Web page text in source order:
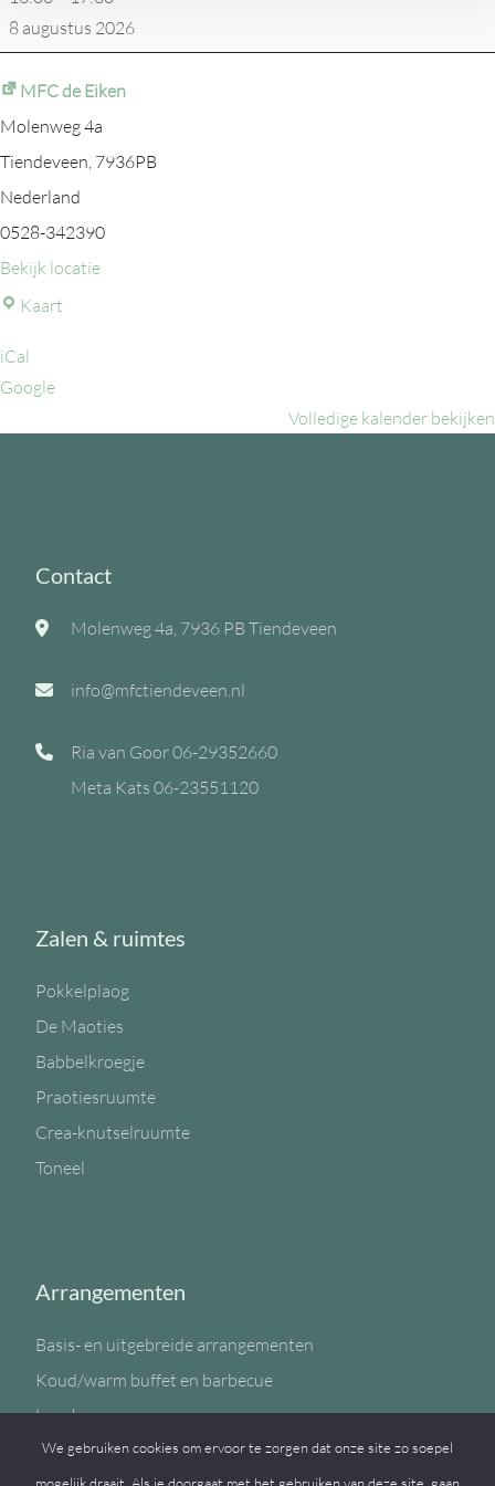
8 augustus 2026
MFC de Eiken
Molenweg 4a
Tiendeveen, 7936PB
Nederland
0528-342390
Bekijk locatie
Kaart
iCal
Google
Volledige kalender bekijken
Contact
Molenweg 4a, 7936 PB Tiendeveen
info@mfctiendeveen.nl
Ria van Goor06-29352660
Meta Kats 06-23551120
Zalen & ruimtes
Pokkelplaog
De Maoties
Babbelkroegje
Praotiesruumte
Crea-knutselruumte
Toneel
Arrangementen
Basis- en uitgebreide arrangementen
Koud/warm buffet en barbecue
Lunch
Sportzaal
We gebruiken cookies om ervoor te zorgen dat onze site zo soepel